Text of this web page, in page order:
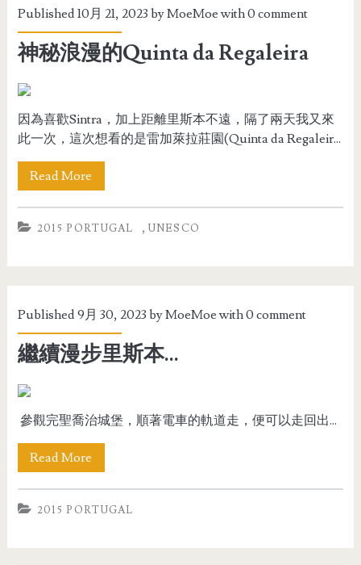
Published 10月 21, 2023 byMoeMoewith0 comment
神秘浪漫的Quinta da Regaleira
因為喜歡Sintra，加上距離里斯本不遠，隔了兩天我又來
此一次，這次想看的是雷加萊拉莊園(Quinta da Regaleir...
Read More
2015 PORTUGAL , UNESCO
Published 9月 30, 2023 byMoeMoewith0 comment
繼續漫步里斯本...
參觀完聖喬治城堡，順著電車的軌道走，便可以走回出...
Read More
2015 PORTUGAL